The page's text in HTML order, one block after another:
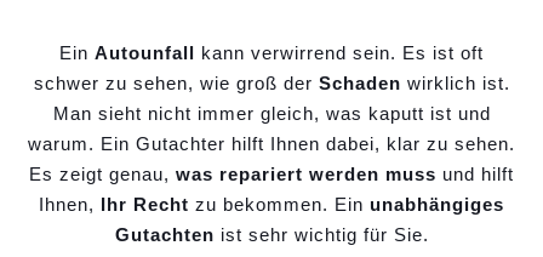
Ein Autounfall kann verwirrend sein. Es ist oft
schwer zu sehen, wie groß der Schaden wirklich ist.
Man sieht nicht immer gleich, was kaputt ist und
warum. Ein Gutachter hilft Ihnen dabei, klar zu sehen.
Es zeigt genau, was repariert werden muss und hilft
Ihnen, Ihr Recht zu bekommen. Ein unabhängiges
Gutachten ist sehr wichtig für Sie.